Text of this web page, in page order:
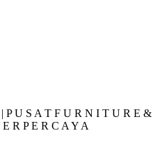
P U S A T F U R N I T U R E &
R P E R C A Y A